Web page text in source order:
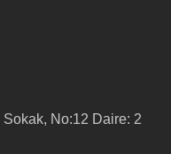
No:12 Daire: 2